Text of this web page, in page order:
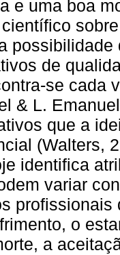
e uma boa
de
se cada
& L.
que a
(Walters,
identifica
variar
o
a